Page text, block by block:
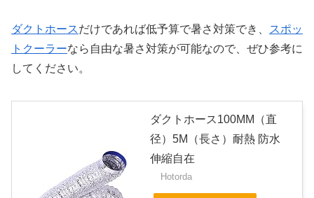
ダクトホースだけであれば低予算で暑さ対策でき、
スポッ
トクーラーなら自由な暑さ対策が可能なので、ぜひ参考に
してください。
ダクトホース100MM（直
径）5M（長さ）耐熱 防水
伸縮自在
Hotorda